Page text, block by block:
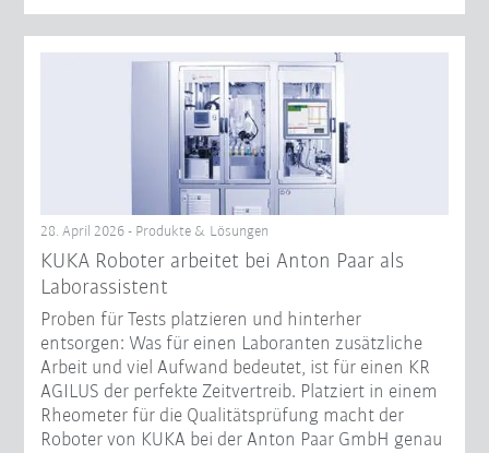
28. April 2026 - Produkte & Lösungen
KUKA Roboter arbeitet bei Anton Paar als
Laborassistent
Proben für Tests platzieren und hinterher
entsorgen: Was für einen Laboranten zusätzliche
Arbeit und viel Aufwand bedeutet, ist für einen KR
AGILUS der perfekte Zeitvertreib. Platziert in einem
Rheometer für die Qualitätsprüfung macht der
Roboter von KUKA bei der Anton Paar GmbH genau